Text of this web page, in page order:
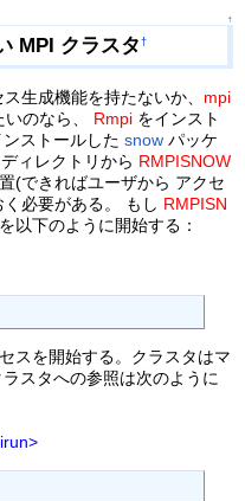
↑
MPI クラスタ†
生成機能を持たないか、 mpi
のなら、 Rmpi をインスト
ンストールしたsnow パッケ
ディレクトリから RMPISNOW
(できればユーザから アクセ
必要がある。 もし RMPISN
以下のように開始する：
スを開始する。クラスタはマ
スタへの参照は次のように